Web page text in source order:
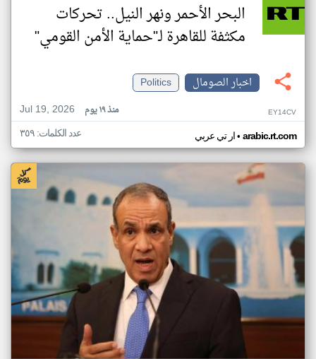
البحر الأحمر ونهر النيل.. تحركات
مكثفة للقاهرة لـ"حماية الأمن القومي"
اخبار الصومال
Politics
Jul 19, 2026
منذ ١٩ يوم EY14CV
ار تي عربي• arabic.rt.com عدد الكلمات: ٣٥٩